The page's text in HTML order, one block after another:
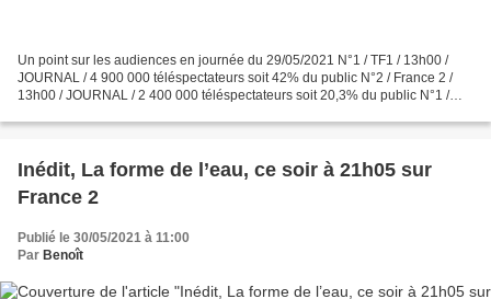
Un point sur les audiences en journée du 29/05/2021 N°1 / TF1 / 13h00 /
JOURNAL / 4 900 000 téléspectateurs soit 42% du public N°2 / France 2 /
13h00 / JOURNAL / 2 400 000 téléspectateurs soit 20,3% du public N°1 /
Inédit, La forme de l’eau, ce soir à 21h05 sur
France 2
Publié le 30/05/2021 à 11:00
Par Benoît